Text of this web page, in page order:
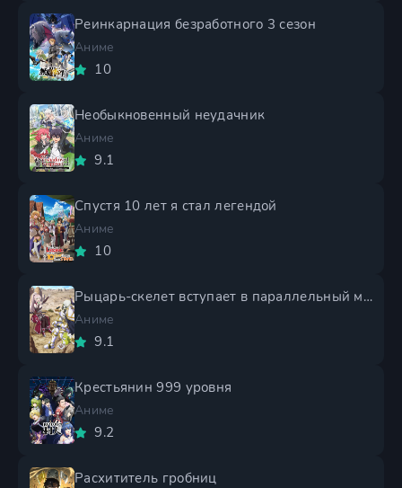
Реинкарнация безработного 3 сезон
Аниме
10
Необыкновенный неудачник
Аниме
9.1
Спустя 10 лет я стал легендой
Аниме
10
Рыцарь-скелет вступает в параллельный мир 2 сезон
Аниме
9.1
Крестьянин 999 уровня
Аниме
9.2
Расхититель гробниц